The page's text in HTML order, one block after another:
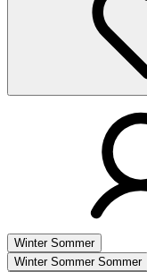
Winter Sommer
Winter Sommer Sommer